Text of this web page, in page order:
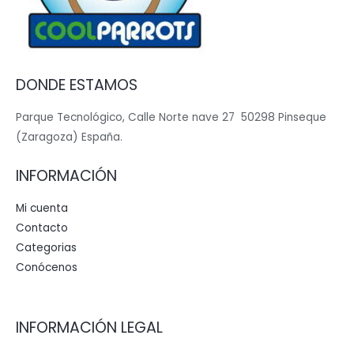
DONDE ESTAMOS
Parque Tecnológico, Calle Norte nave 27 50298 Pinseque
(Zaragoza) España.
INFORMACIÓN
Mi cuenta
Contacto
Categorias
Conócenos
INFORMACIÓN LEGAL